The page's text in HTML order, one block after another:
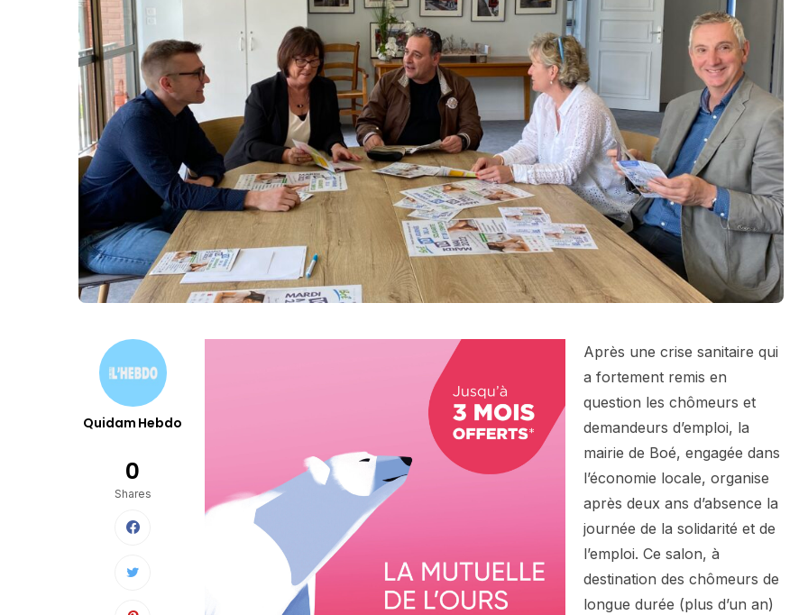
Quidam Hebdo
0
Shares
Après une crise sanitaire qui
a fortement remis en
question les chômeurs et
demandeurs d’emploi, la
mairie de Boé, engagée dans
l’économie locale, organise
après deux ans d’absence la
journée de la solidarité et de
l’emploi. Ce salon, à
destination des chômeurs de
longue durée (plus d’un an)